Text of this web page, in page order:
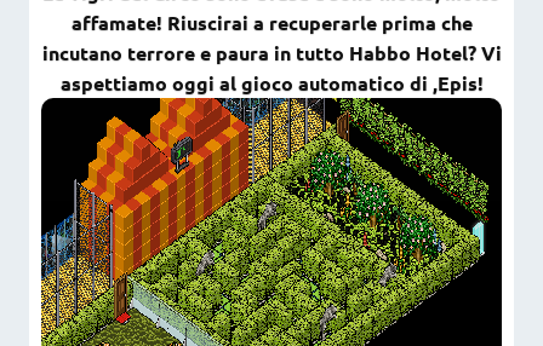
affamate! Riuscirai a recuperarle prima che
incutano terrore e paura in tutto Habbo Hotel? Vi
aspettiamo oggi al gioco automatico di ,Epis!